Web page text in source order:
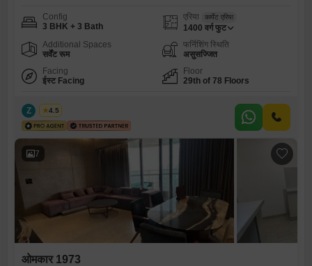
Config
3 BHK + 3 Bath
एरिया कार्पेट एरिया
1400 वर्ग फुट
Additional Spaces
सर्वेंट रूम
फर्निशिंग स्थिति
असुसज्जित
Facing
ईस्ट Facing
Floor
29th of 78 Floors
Z Zeltro
4.5
7
ओमकार 1973